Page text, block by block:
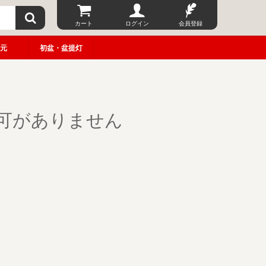
カート ログイン 会員登録
初盆・盆提灯
がありません